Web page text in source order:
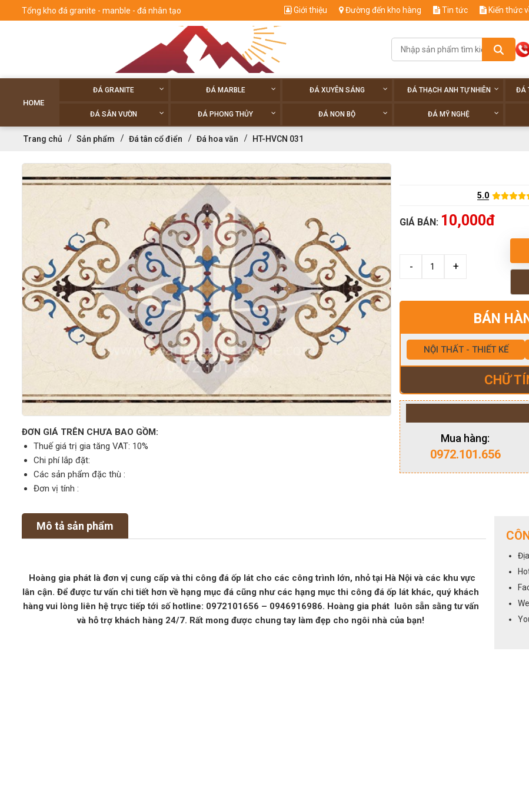
Tổng kho đá granite - manble - đá nhân tạo Giới thiệu Đường đến kho hàng Tin tức Kiến thức
HOME
ĐÁ GRANITE ĐÁ MARBLE ĐÁ XUYÊN SÁNG ĐÁ THẠCH ANH TỰ NHIÊN ĐÁ
ĐÁ SÂN VƯỜN ĐÁ PHONG THỦY ĐÁ NON BỘ ĐÁ MỸ NGHỆ
Trang chủ Sản phẩm Đá tân cổ điển Đá hoa văn HT-HVCN 031
ĐƠN GIÁ TRÊN CHƯA BAO GỒM:
Thuế giá trị gia tăng VAT: 10%
Chi phí lắp đặt:
Các sản phẩm đặc thù :
Đơn vị tính :
5.0
GIÁ BÁN: 10,000đ
BÁN
NỘI THẤT - THIẾT KẾ
CHỮ
Mua hàng:
0972.101.656
Mô tả sản phẩm
Hoàng gia phát là đơn vị cung cấp và thi công đá ốp lát cho các công trình lớn, nhỏ tại Hà Nội và các khu vực
lân cận. Để được tư vấn chi tiết hơn về hạng mục đá cũng như các hạng mục thi công đá ốp lát khác, quý khách
hàng vui lòng liên hệ trực tiếp tới số hotline: 0972101656 – 0946916986. Hoàng gia phát luôn sẵn sằng tư vấn
và hỗ trợ khách hàng 24/7. Rất mong được chung tay làm đẹp cho ngôi nhà của bạn!